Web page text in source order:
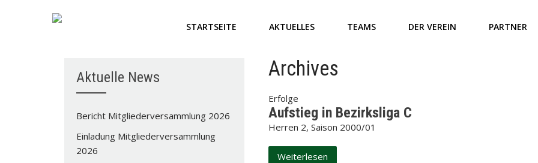
STARTSEITE AKTUELLES TEAMS DER VEREIN PARTNER
Archives
Erfolge
Aufstieg in Bezirksliga C
Herren 2, Saison 2000/01
Weiterlesen
Aktuelle News
Bericht Mitgliederversammlung 2026
Einladung Mitgliederversammlung
2026